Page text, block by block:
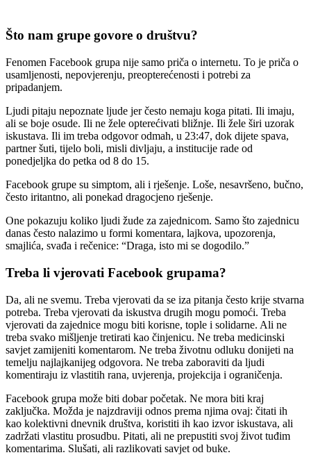
Što nam grupe govore o društvu?
Fenomen Facebook grupa nije samo priča o internetu. To je priča o
usamljenosti, nepovjerenju, preopterećenosti i potrebi za
pripadanjem.
Ljudi pitaju nepoznate ljude jer često nemaju koga pitati. Ili imaju,
ali se boje osude. Ili ne žele opterećivati bližnje. Ili žele širi uzorak
iskustava. Ili im treba odgovor odmah, u 23:47, dok dijete spava,
partner šuti, tijelo boli, misli divljaju, a institucije rade od
ponedjeljka do petka od 8 do 15.
Facebook grupe su simptom, ali i rješenje. Loše, nesavršeno, bučno,
često iritantno, ali ponekad dragocjeno rješenje.
One pokazuju koliko ljudi žude za zajednicom. Samo što zajednicu
danas često nalazimo u formi komentara, lajkova, upozorenja,
smajlića, svađa i rečenice: “Draga, isto mi se dogodilo.”
Treba li vjerovati Facebook grupama?
Da, ali ne svemu. Treba vjerovati da se iza pitanja često krije stvarna
potreba. Treba vjerovati da iskustva drugih mogu pomoći. Treba
vjerovati da zajednice mogu biti korisne, tople i solidarne. Ali ne
treba svako mišljenje tretirati kao činjenicu. Ne treba medicinski
savjet zamijeniti komentarom. Ne treba životnu odluku donijeti na
temelju najlajkanijeg odgovora. Ne treba zaboraviti da ljudi
komentiraju iz vlastitih rana, uvjerenja, projekcija i ograničenja.
Facebook grupa može biti dobar početak. Ne mora biti kraj
zaključka. Možda je najzdraviji odnos prema njima ovaj: čitati ih
kao kolektivni dnevnik društva, koristiti ih kao izvor iskustava, ali
zadržati vlastitu prosudbu. Pitati, ali ne prepustiti svoj život tuđim
komentarima. Slušati, ali razlikovati savjet od buke.